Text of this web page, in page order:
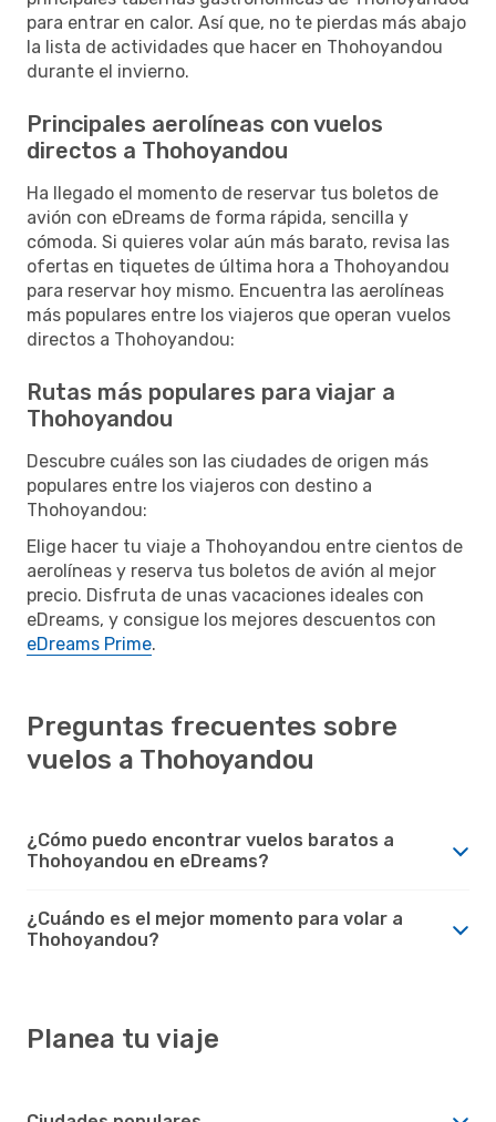
para entrar en calor. Así que, no te pierdas más abajo
la lista de actividades que hacer en Thohoyandou
durante el invierno.
Principales aerolíneas con vuelos
directos a Thohoyandou
Ha llegado el momento de reservar tus boletos de
avión con eDreams de forma rápida, sencilla y
cómoda. Si quieres volar aún más barato, revisa las
ofertas en tiquetes de última hora a Thohoyandou
para reservar hoy mismo. Encuentra las aerolíneas
más populares entre los viajeros que operan vuelos
directos a Thohoyandou:
Rutas más populares para viajar a
Thohoyandou
Descubre cuáles son las ciudades de origen más
populares entre los viajeros con destino a
Thohoyandou:
Elige hacer tu viaje a Thohoyandou entre cientos de
aerolíneas y reserva tus boletos de avión al mejor
precio. Disfruta de unas vacaciones ideales con
eDreams, y consigue los mejores descuentos con
eDreams Prime.
Preguntas frecuentes sobre
vuelos a Thohoyandou
¿Cómo puedo encontrar vuelos baratos a
Thohoyandou en eDreams?
¿Cuándo es el mejor momento para volar a
Thohoyandou?
Planea tu viaje